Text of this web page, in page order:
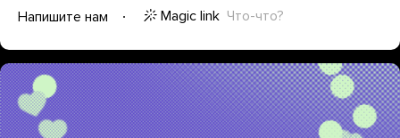
Напишите нам
Magic link Что-что?